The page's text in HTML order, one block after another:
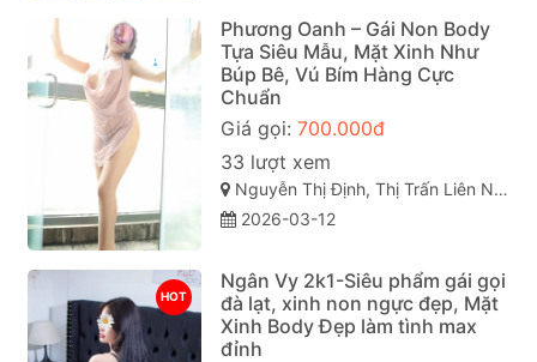
Phương Oanh – Gái Non Body
Tựa Siêu Mẫu, Mặt Xinh Như
Búp Bê, Vú Bím Hàng Cực
Chuẩn
Giá gọi: 700.000đ
33 lượt xem
Nguyễn Thị Định, Thị Trấn Liên Nghĩa, Đức Trọng, Lâm Đồng
2026-03-12
HOT
Ngân Vy 2k1-Siêu phẩm gái gọi
đà lạt, xinh non ngực đẹp, Mặt
Xinh Body Đẹp làm tình max
đỉnh